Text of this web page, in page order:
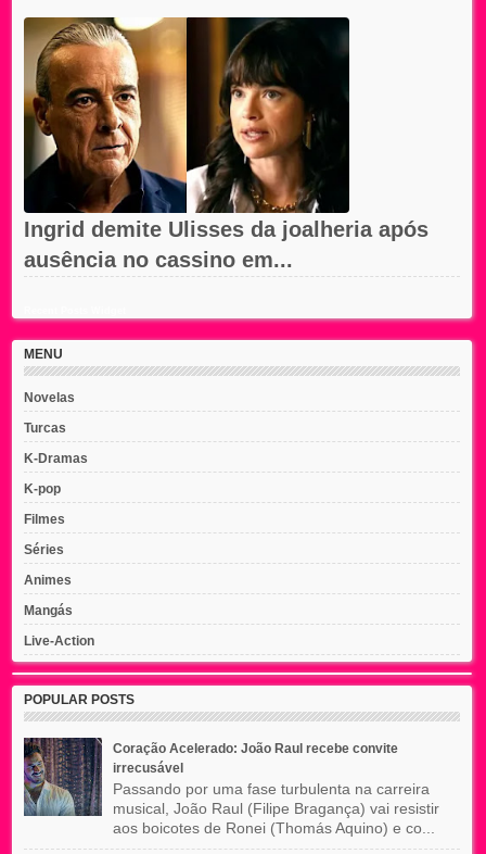
Ingrid demite Ulisses da joalheria após
ausência no cassino em...
MENU
Novelas
Turcas
K-Dramas
K-pop
Filmes
Séries
Animes
Mangás
Live-Action
POPULAR POSTS
Coração Acelerado: João Raul recebe convite
irrecusável
Passando por uma fase turbulenta na carreira
musical, João Raul (Filipe Bragança) vai resistir
aos boicotes de Ronei (Thomás Aquino) e co...